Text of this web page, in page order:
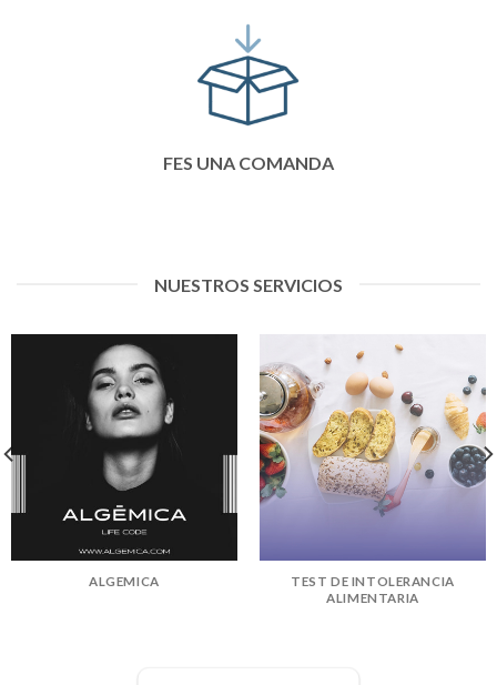
FES UNA COMANDA
NUESTROS SERVICIOS
ALGEMICA
TEST DE INTOLERANCIA
ALIMENTARIA